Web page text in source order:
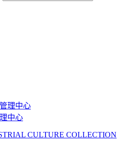
中心
CULTURE COLLECTION